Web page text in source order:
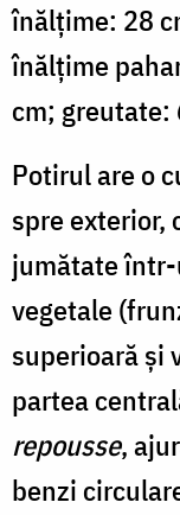
înălțime: 28
înălțime
cm; greutate:
Potirul are o
spre exterior,
jumătate
vegetale
superioară și
partea
repousse,
benzi